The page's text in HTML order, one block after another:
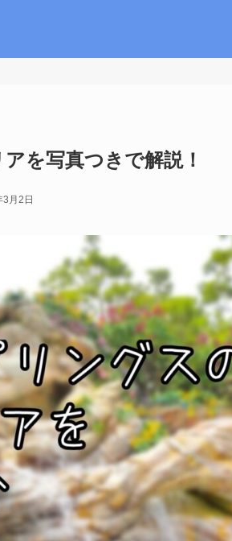
を写真つきで解説！
3月2日